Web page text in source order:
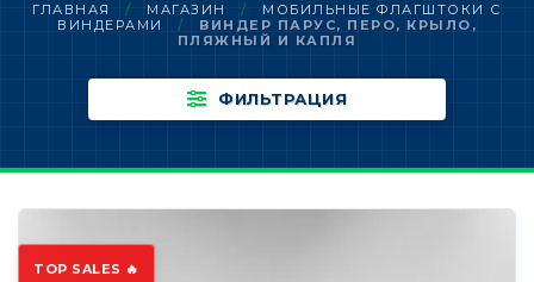
ГЛАВНАЯ / МАГАЗИН /
МОБИЛЬНЫЕ ФЛАГШТОКИ С
ВИНДЕРАМИ
/
ВИНДЕР ПАРУС, ПЕРО, КРЫЛО,
ПЛЯЖНЫЙ И КАПЛЯ
ФИЛЬТРАЦИЯ
TOP SALES 🔥